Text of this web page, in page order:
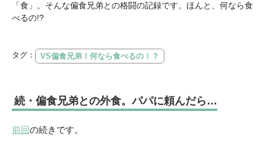
「食」。そんな偏食兄弟との格闘の記録です。ほんと、何なら食
べるの!?
タグ： VS偏食兄弟！何なら食べるの！？
続・偏食兄弟との外食。パパに頼んだら…
前回の続きです。